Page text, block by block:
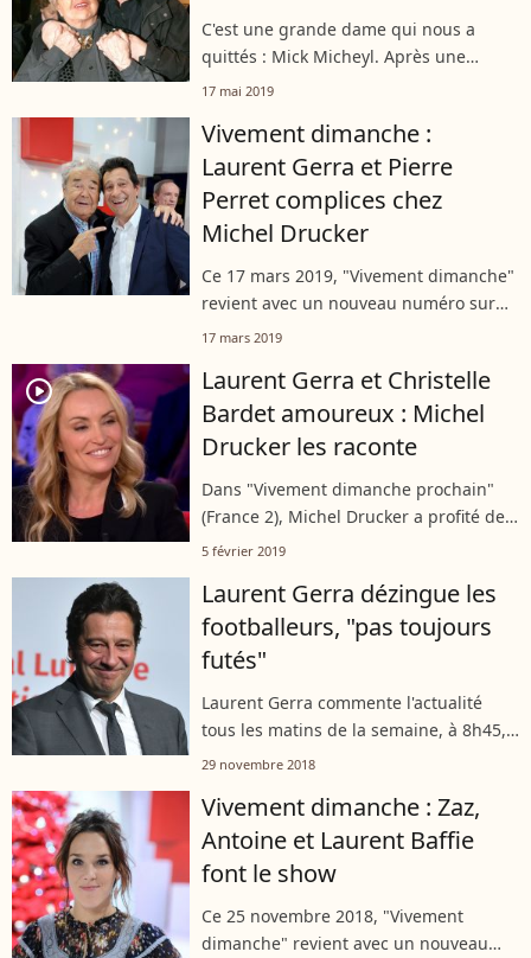
C'est une grande dame qui nous a
quittés : Mick Micheyl. Après une
carrière dans le spectacle et le music-
sur acier reconnue. Elle est morte à...
17 mai 2019
Vivement dimanche :
Laurent Gerra et Pierre
Perret complices chez
Michel Drucker
Ce 17 mars 2019, "Vivement dimanche"
revient avec un nouveau numéro sur
France 2. De Laurent Gerra à Pierre
et Gérard Darmon, les nouveaux
invités...
17 mars 2019
player2
Laurent Gerra et Christelle
Bardet amoureux : Michel
Drucker les raconte
Dans "Vivement dimanche prochain"
(France 2), Michel Drucker a profité de
la venue de la discrète Christelle
rencontre il y a quelques années avec...
5 février 2019
Laurent Gerra dézingue les
footballeurs, "pas toujours
futés"
Laurent Gerra commente l'actualité
tous les matins de la semaine, à 8h45,
sur RTL. Ses imitations font mouche
que ses mots très tranchés sur les...
29 novembre 2018
Vivement dimanche : Zaz,
Antoine et Laurent Baffie
font le show
Ce 25 novembre 2018, "Vivement
dimanche" revient avec un nouveau